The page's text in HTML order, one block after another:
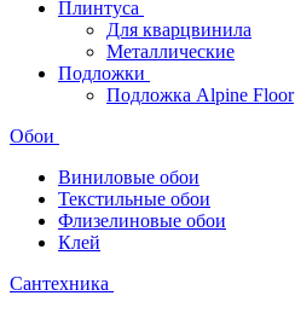
Плинтуса
Для кварцвинила
Металлические
Подложки
Подложка Alpine Floor
Обои
Виниловые обои
Текстильные обои
Флизелиновые обои
Клей
Сантехника